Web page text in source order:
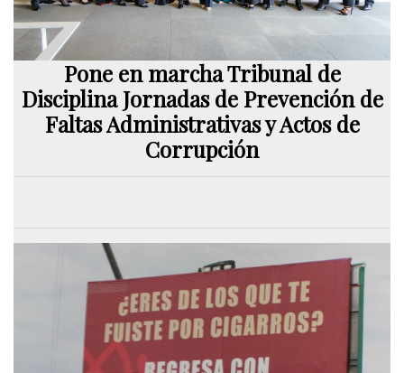
Pone en marcha Tribunal de
Disciplina Jornadas de Prevención de
Faltas Administrativas y Actos de
Corrupción